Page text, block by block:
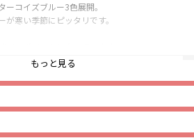
ーコイズブルー3色展開。
が寒い季節にピッタリです。
インポイントになっています。
毛素材を使用した
ンなのでいろんなボトムスとの
んでもらえます。
もっと見る